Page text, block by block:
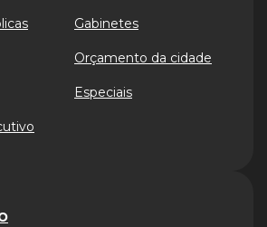
Gabinetes
Orçamento da cidade
Especiais